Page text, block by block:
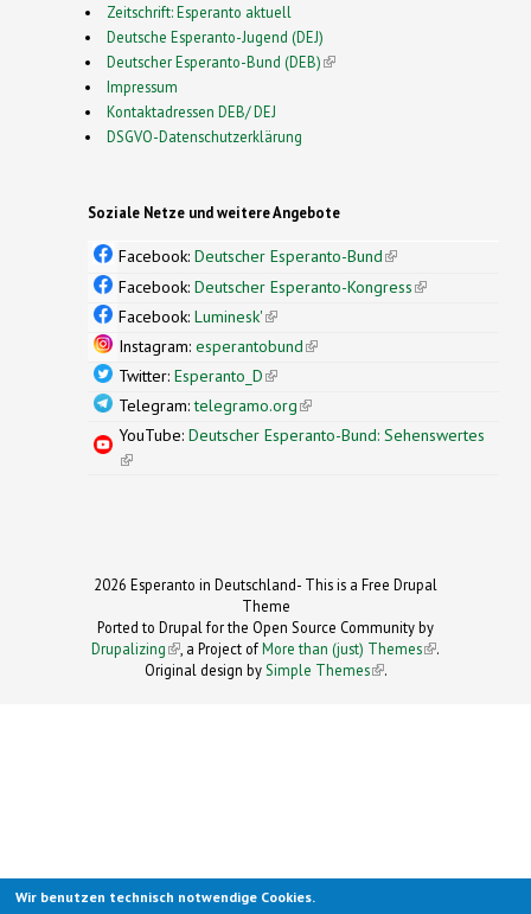
Zeitschrift: Esperanto aktuell
Deutsche Esperanto-Jugend (DEJ)
Deutscher Esperanto-Bund (DEB)(link is external)
Impressum
Kontaktadressen DEB/ DEJ
DSGVO-Datenschutzerklärung
Soziale Netze und weitere Angebote
Facebook: Deutscher Esperanto-Bund(link is
external)
Facebook: Deutscher Esperanto-Kongress(link is
Facebook: Luminesk'(link is external)
Instagram: esperantobund(link is external)
Twitter: Esperanto_D(link is external)
Telegram:telegramo.org(link is external)
YouTube: Deutscher Esperanto-Bund: Sehenswertes
(link is external)
2026 Esperanto in Deutschland- This is a Free Drupal
Theme
Ported to Drupal for the Open Source Community by
Drupalizing(link is external)
, a Project ofMore than (just) Themes (link is
.
Original design by Simple Themes
(link is
.
Wir benutzen technisch notwendige Cookies.